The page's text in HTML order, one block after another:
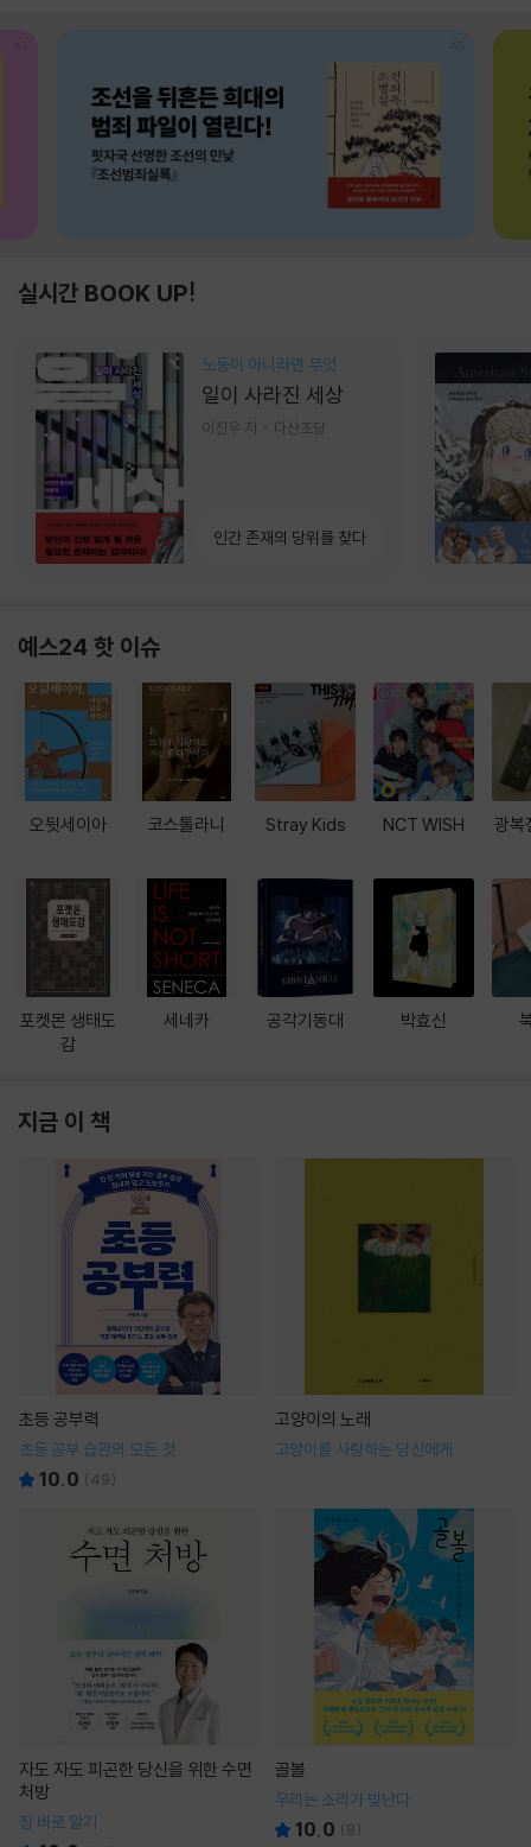
실시간 BOOK UP!
노동이 아니라면 무엇
일이 사라진 세상
이진우 저 다산초당
인간 존재의 당위를 찾다
예스24 핫 이슈
오뒷세이아
포켓몬 생태도
감
코스톨라니
세네카
Stray Kids
공각기동대
NCT WISH
박효신
광복
지금 이 책
초등 공부력
초등 공부 습관의 모든 것
10.0 (49)
고양이의 노래
고양이를 사랑하는 당신에게
자도 자도 피곤한 당신을 위한 수면
처방
잠 바로 알기
골볼
우리는 소리가 빛난다
10.0 (8)